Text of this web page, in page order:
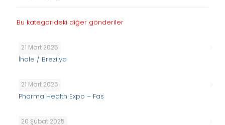
Bu kategorideki diğer gönderiler
21 Mart 2025
İhale / Brezilya
21 Mart 2025
Pharma Health Expo – Fas
20 Şubat 2025